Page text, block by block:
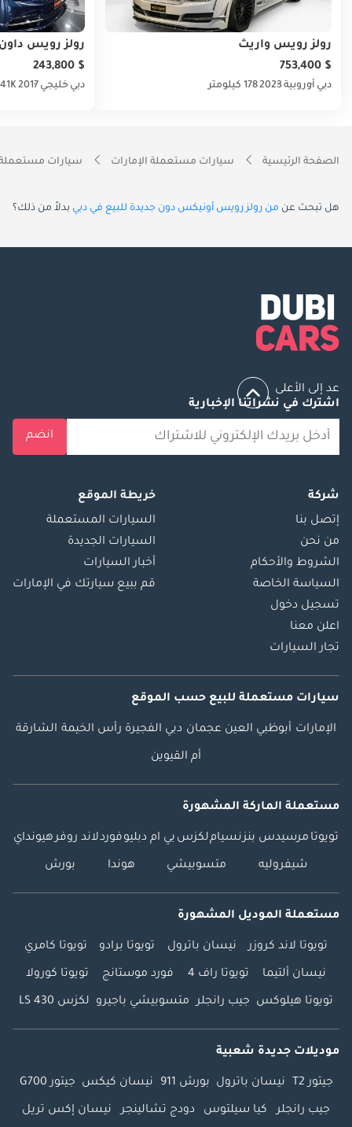
رولز رويس واريث
$ 753,400
دبي أوروبية2023178 كيلومتر
رولز رويس
$ 243,800
دبي خليجي 201741K كيلومتر
الصفحة الرئيسية سيارات مستعملة الإمارات سيارات
هل تبحث عن من رولز رويس أونيكس دون جديدة للبيع في دبي بدلاً من ذلك؟
عد إلى الأعلى
اشترك في نشراتنا الإخبارية
انضم
شركة
إتصل بنا
من نحن
الشروط والأحكام
السياسة الخاصة
تسجيل دخول
اعلن معنا
تجار السيارات
خريطة الموقع
السيارات المستعملة
السيارات الجديدة
أخبار السيارات
قم ببيع سيارتك في الإمارات
سيارات مستعملة للبيع حسب الموقع
الإمارات أبوظبي العين عجمان دبي الفجيرة رأس الخيمة الشارقة
أم القيوين
مستعملة الماركة المشهورة
تويوتا مرسيدس بنزنسياملكزس بي ام دبليوفوردلاند روفرهيونداي
شيفروليه متسوبيشي هوندا بورش
مستعملة الموديل المشهورة
تويوتا لاند كروزر نيسان باترول تويوتا برادو تويوتا كامري
نيسان ألتيما تويوتا راف 4 فورد موستانج تويوتا كورولا
تويوتا هيلوكس جيب رانجلر متسوبيشي باجيرو لكزس LS 430
موديلات جديدة شعبية
جيتور T2 نيسان باترول بورش 911 نيسان كيكس جيتور G700
جيب رانجلر كيا سيلتوس دودج تشالينجر نيسان إكس تريل